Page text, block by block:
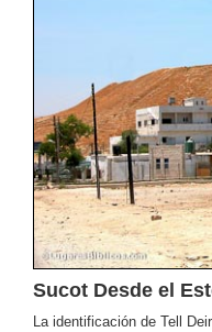
Sucot Desde el
La identificación de Tell